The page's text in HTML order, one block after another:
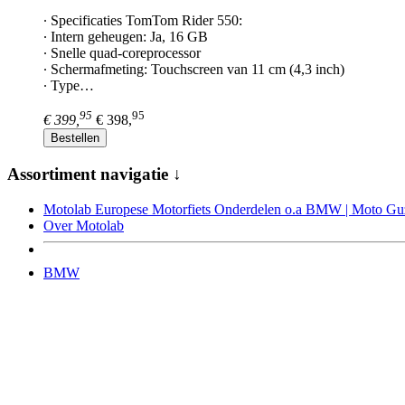
∙ Specificaties TomTom Rider 550:
∙ Intern geheugen: Ja, 16 GB
∙ Snelle quad-coreprocessor
∙ Schermafmeting: Touchscreen van 11 cm (4,3 inch)
∙ Type…
€ 399, 95 € 398,95
Bestellen
Assortiment navigatie ↓
Motolab Europese Motorfiets Onderdelen o.a BMW | Moto
Over Motolab
BMW